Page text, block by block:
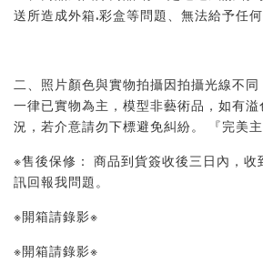
送所造成外箱.彩盒等問題、無法給予任何
二、照片顏色與實物拍攝因拍攝光線不
一律已實物為主，模型非藝術品，如有
況，若介意請勿下標避免糾紛。 『完美
※售後保修： 商品到貨簽收後三日內，收
訊回報我問題。
※開箱請錄影※
※開箱請錄影※